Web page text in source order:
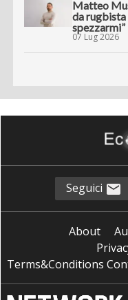
Matteo
da
spezzarmi”
07 Lug 2026
Seguici
About
Terms&Conditions